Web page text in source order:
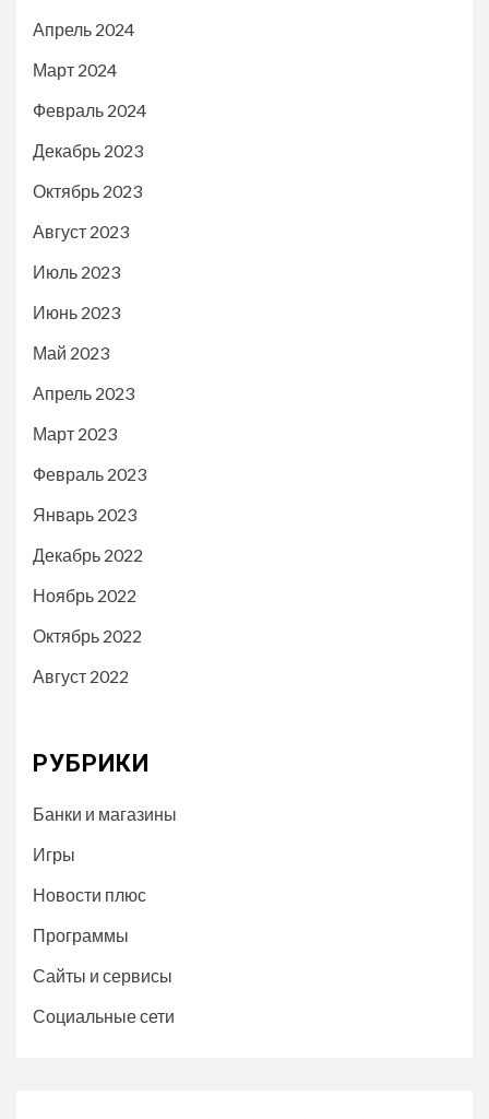
Апрель 2024
Март 2024
Февраль 2024
Декабрь 2023
Октябрь 2023
Август 2023
Июль 2023
Июнь 2023
Май 2023
Апрель 2023
Март 2023
Февраль 2023
Январь 2023
Декабрь 2022
Ноябрь 2022
Октябрь 2022
Август 2022
РУБРИКИ
Банки и магазины
Игры
Новости плюс
Программы
Сайты и сервисы
Социальные сети